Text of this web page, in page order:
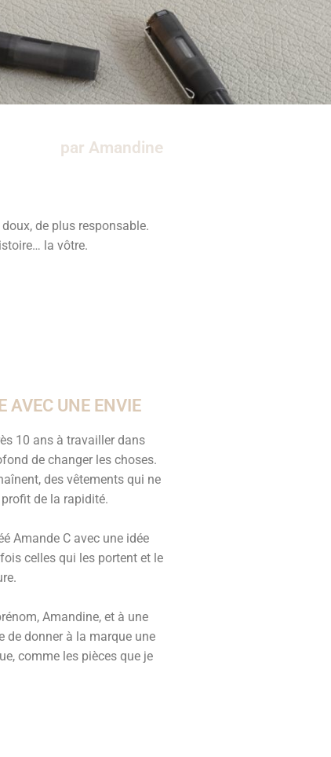
par Amandine
de plus responsable.
la vôtre.
AVEC UNE ENVIE
10 ans à travailler dans
de changer les choses.
des vêtements qui ne
de la rapidité.
Amande C avec une idée
celles qui les portent et le
Amandine, et à une
de donner à la marque une
comme les pièces que je